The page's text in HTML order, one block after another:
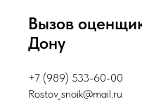
Вызов
Дону
+7 (989) 533-60-00
Rostov_snoik@mail.ru